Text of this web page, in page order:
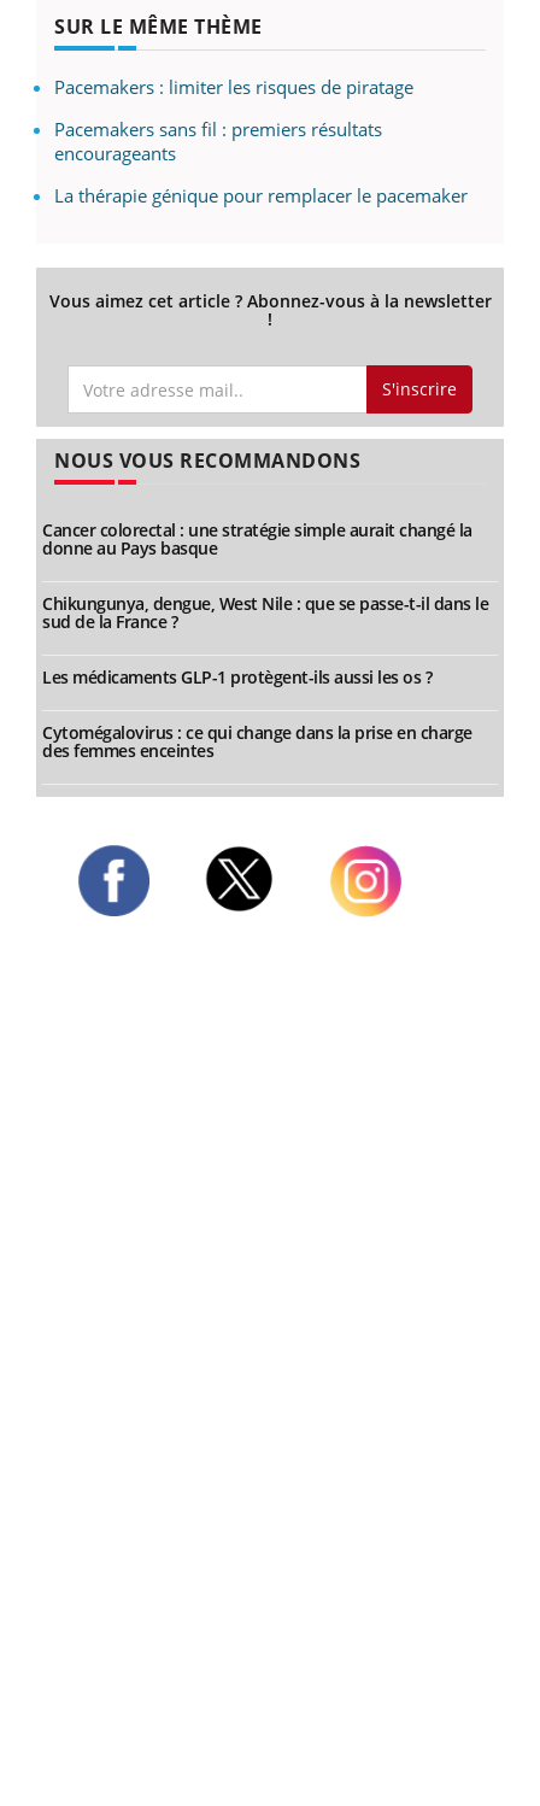
SUR LE MÊME THÈME
Pacemakers : limiter les risques de piratage
Pacemakers sans fil : premiers résultats
encourageants
La thérapie génique pour remplacer le pacemaker
Vous aimez cet article ? Abonnez-vous à la newsletter
!
S'inscrire
NOUS VOUS RECOMMANDONS
Cancer colorectal : une stratégie simple aurait changé la
donne au Pays basque
Chikungunya, dengue, West Nile : que se passe-t-il dans le
sud de la France ?
Les médicaments GLP-1 protègent-ils aussi les os ?
Cytomégalovirus : ce qui change dans la prise en charge
des femmes enceintes